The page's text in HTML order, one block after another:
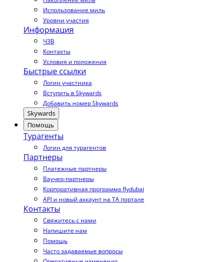
Использование миль
Уровни участия
Информация
ЧЗВ
Контакты
Условия и положения
Быстрые ссылки
Логин участника
Вступить в Skywards
Добавить номер Skywards
Skywards
Помощь
Турагенты
Логин для турагентов
Партнеры
Платежные партнеры
Ваучер-партнеры
Корпоративная программа flydubai
API и новый аккаунт на TA портале
Контакты
Свяжитесь с нами
Напишите нам
Помощь
Часто задаваемые вопросы